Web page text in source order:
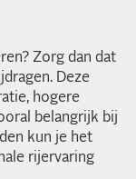
Zorg dan dat
Deze
hogere
belangrijk bij
kun je het
rijervaring